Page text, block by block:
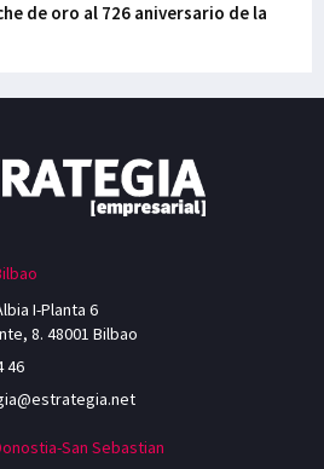
de oro al 726 aniversario de la
I-Planta 6
8. 48001 Bilbao
46
San Sebastian